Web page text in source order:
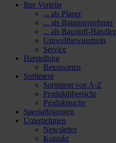
Ihre Vorteile
... als Planer
... als Bauunternehmer
... als Baustoff-Händler
Umweltbewusstsein
Service
Herstellung
Betonsorten
Sortiment
Sortiment von A-Z
Produktübersicht
Produktsuche
Speziallösungen
Unternehmen
Newsletter
Kontakt